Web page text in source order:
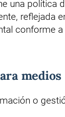
una política
reflejada
conforme
medios
o